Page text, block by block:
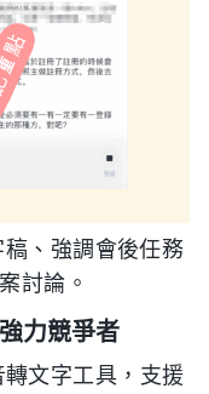
、強調會後任務
討論。
力競爭者
文字工具，支援